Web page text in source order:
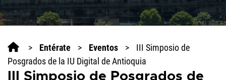
> Entérate > Eventos >
III Simposio de
Posgrados de la IU Digital de Antioquia
III Simposio de Posgrados de